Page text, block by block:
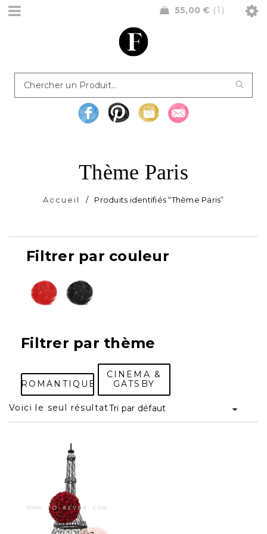
55,00€ 1
Thème Paris
Accueil / Produits identifiés “Thème Paris”
Filtrer par couleur
Filtrer par thème
ROMANTIQUE
CINEMA &
GATSBY
Voici le seul résultatTri par défaut